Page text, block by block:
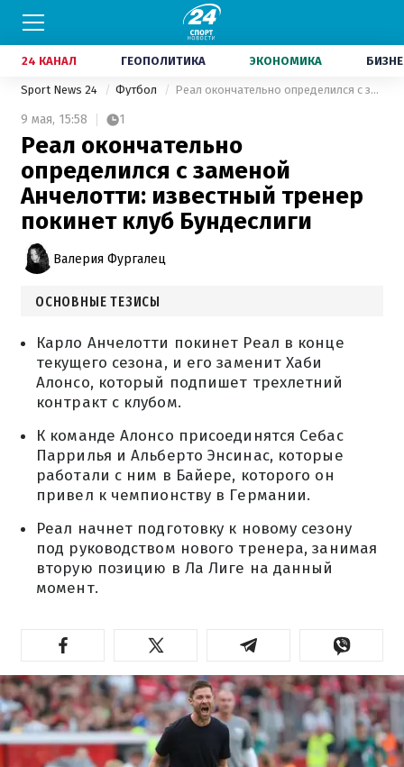
24 КАНАЛ ГЕОПОЛИТИКА ЭКОНОМИКА
Sport News 24 Футбол Реал окончательно определился с заменой Анчелотти: известный тренер покинет клуб Бундеслиги
9 мая, 15:58 1
Реал окончательно
определился с заменой
Анчелотти: известный тренер
покинет клуб Бундеслиги
Валерия Фургалец
ОСНОВНЫЕ ТЕЗИСЫ
Карло Анчелотти покинет Реал в конце
текущего сезона, и его заменит Хаби
Алонсо, который подпишет трехлетний
контракт с клубом.
К команде Алонсо присоединятся Себас
Паррилья и Альберто Энсинас, которые
работали с ним в Байере, которого он
привел к чемпионству в Германии.
Реал начнет подготовку к новому сезону
под руководством нового тренера, занимая
вторую позицию в Ла Лиге на данный
момент.